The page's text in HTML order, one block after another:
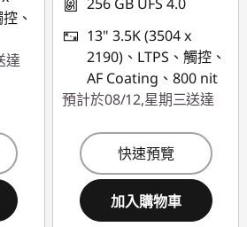
、
達
13" 3.5K (3504 x
2190)、LTPS、觸控、
AF Coating、800 nit
預計於08/12,星期三送達
快速預覽
加入購物車